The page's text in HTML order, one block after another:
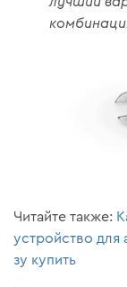
Читайте также:
устройство для
зу купить